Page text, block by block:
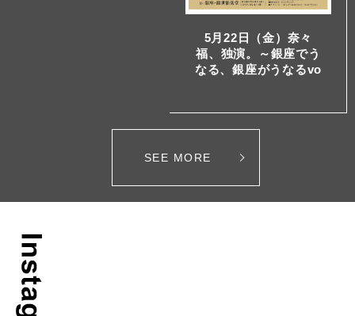
5月22日（金）奈々
福、独演。～銀座でう
なる、銀座がうなるvo
SEE MORE